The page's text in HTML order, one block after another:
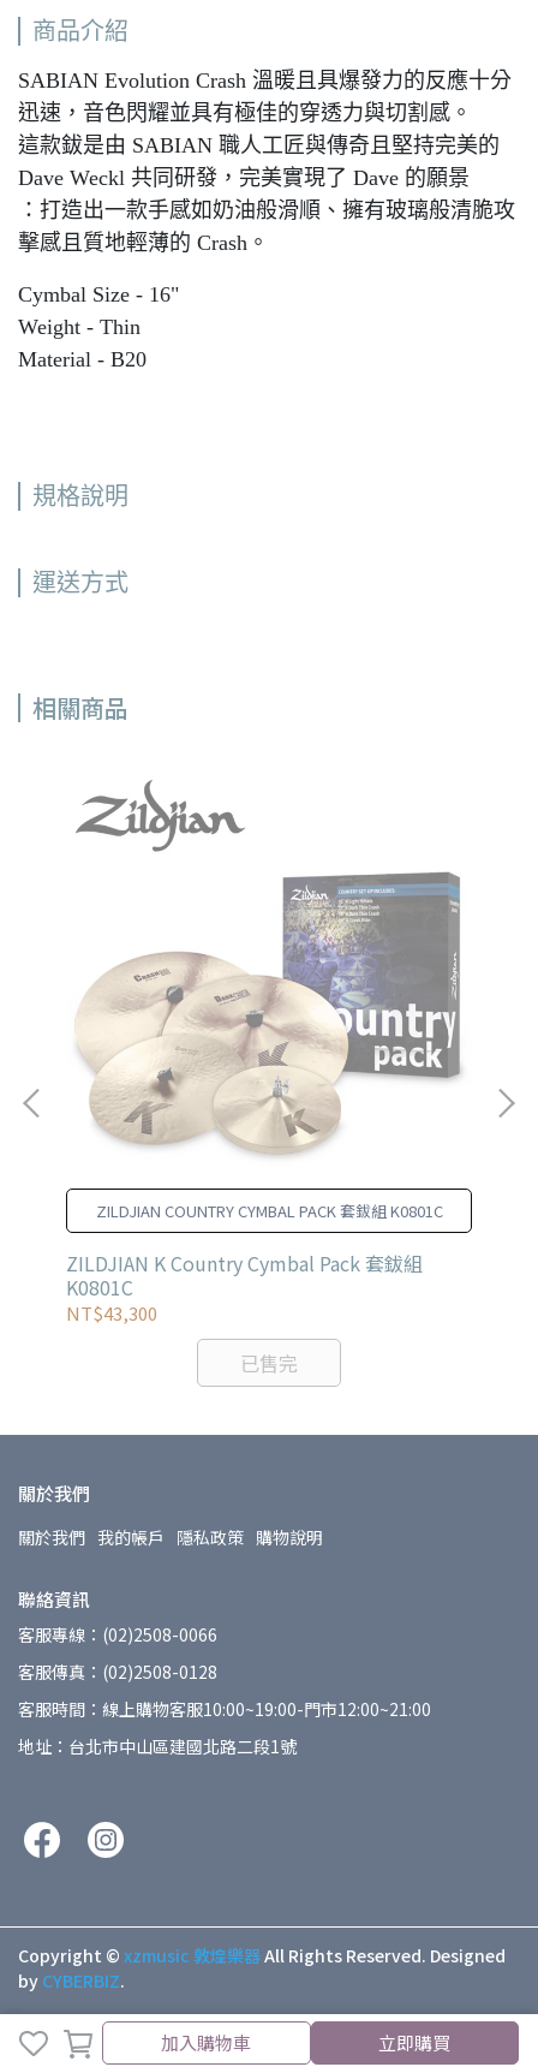
加入購物車 立即購買
商品介紹
SABIAN Evolution Crash 溫暖且具爆發力的反應十分
迅速，音色閃耀並具有極佳的穿透力與切割感。
這款鈸是由 SABIAN 職人工匠與傳奇且堅持完美的
Dave Weckl 共同研發，完美實現了 Dave 的願景
：打造出一款手感如奶油般滑順、擁有玻璃般清脆攻
擊感且質地輕薄的 Crash。
Cymbal Size - 16"
Weight - Thin
Material - B20
規格說明
運送方式
相關商品
ZILDJIAN COUNTRY CYMBAL PACK 套鈸組 K0801C
ZILDJIAN K Country Cymbal Pack 套鈸組
K0801C
NT$43,300
已售完
關於我們
關於我們 我的帳戶 隱私政策 購物說明
聯絡資訊
客服專線：(02)2508-0066
客服傳真：(02)2508-0128
客服時間：線上購物客服10:00~19:00-門市12:00~21:00
地址：台北市中山區建國北路二段1號
Copyright © xzmusic 敦煌樂器All Rights Reserved. Designed
by CYBERBIZ.